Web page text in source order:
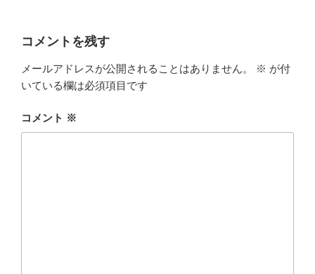
コメントを残す
メールアドレスが公開されることはありません。 ※ が付
いている欄は必須項目です
コメント ※